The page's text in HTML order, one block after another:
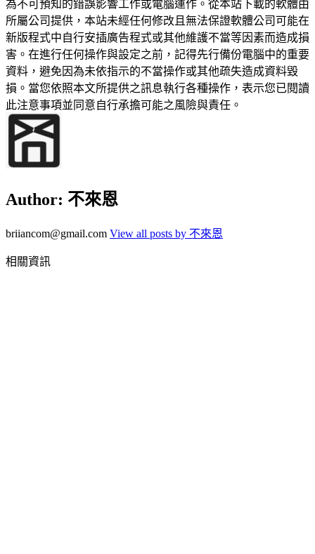
為不可預知的錯誤影響工作或電腦運作。從本站下載的軟體由
所屬公司提供，本站未經任何修改且無法保證軟體公司可能在
新版程式中自行安插廣告程式或其他維護不當等因素而造成損
害。在進行任何操作與設定之前，記得先行備份電腦中的重要
資料，避免因為未依指示的不當操作或其他疏失造成資料毀
損。當您依照本文所提供之訊息執行各種操作，表示您已閱讀
此注意事項並同意自行承擔可能之風險與責任。
Author: 不來恩
briiancom@gmail.com View all posts by 不來恩
相關資訊